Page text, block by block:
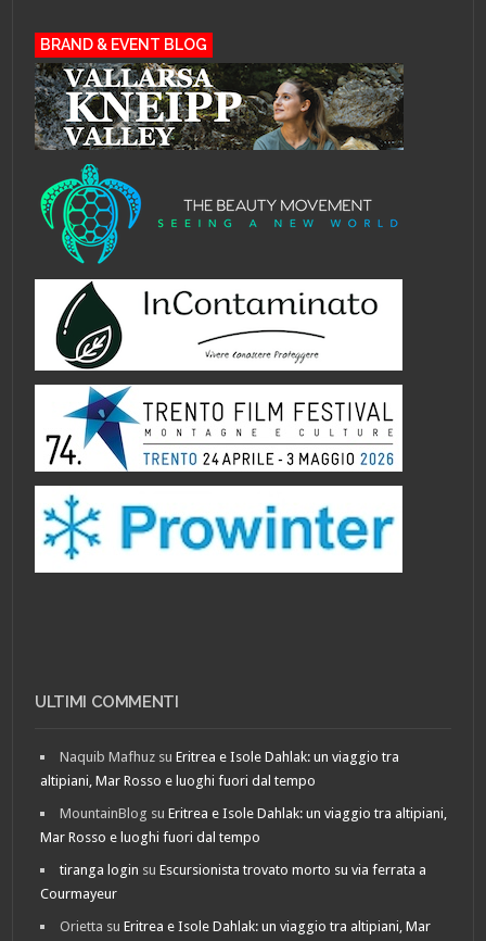
BRAND & EVENT BLOG
ULTIMI COMMENTI
Naquib Mafhuz suEritrea e Isole Dahlak: un viaggio tra
altipiani, Mar Rosso e luoghi fuori dal tempo
MountainBlog suEritrea e Isole Dahlak: un viaggio tra altipiani,
Mar Rosso e luoghi fuori dal tempo
tiranga login suEscursionista trovato morto su via ferrata a
Courmayeur
Orietta suEritrea e Isole Dahlak: un viaggio tra altipiani, Mar